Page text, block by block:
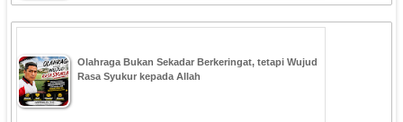
Olahraga Bukan Sekadar Berkeringat, tetapi Wujud
Rasa Syukur kepada Allah